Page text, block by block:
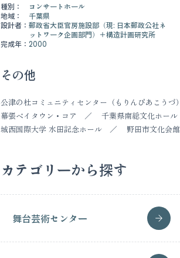
種別：
コンサートホール
地域：
千葉県
設計者： 郵政省大臣官房施設部（現: 日本郵政公社ネ
ットワーク企画部門）＋構造計画研究所
完成年： 2000
その他
公津の杜コミュニティセンター（もりんぴあこうづ）
幕張ベイタウン・コア
千葉県南総文化ホール
城西国際大学 水田記念ホール
野田市文化会館
カテゴリーから探す
舞台芸術センター